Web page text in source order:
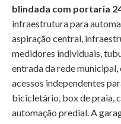
blindada com portaria
infraestrutura para
aspiração central,
medidores individuais,
entrada da rede municipal,
acessos independentes
bicicletário, box de praia,
automação predial. A